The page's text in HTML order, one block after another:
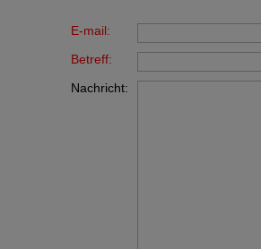
E-mail:
Betreff:
Nachricht: